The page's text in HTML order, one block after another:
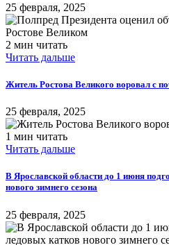
25 февраля, 2025
2 мин читать
Читать дальше
Житель Ростова Великого воровал с
25 февраля, 2025
1 мин читать
Читать дальше
В Ярославской области до 1 июня
нового зимнего сезона
25 февраля, 2025